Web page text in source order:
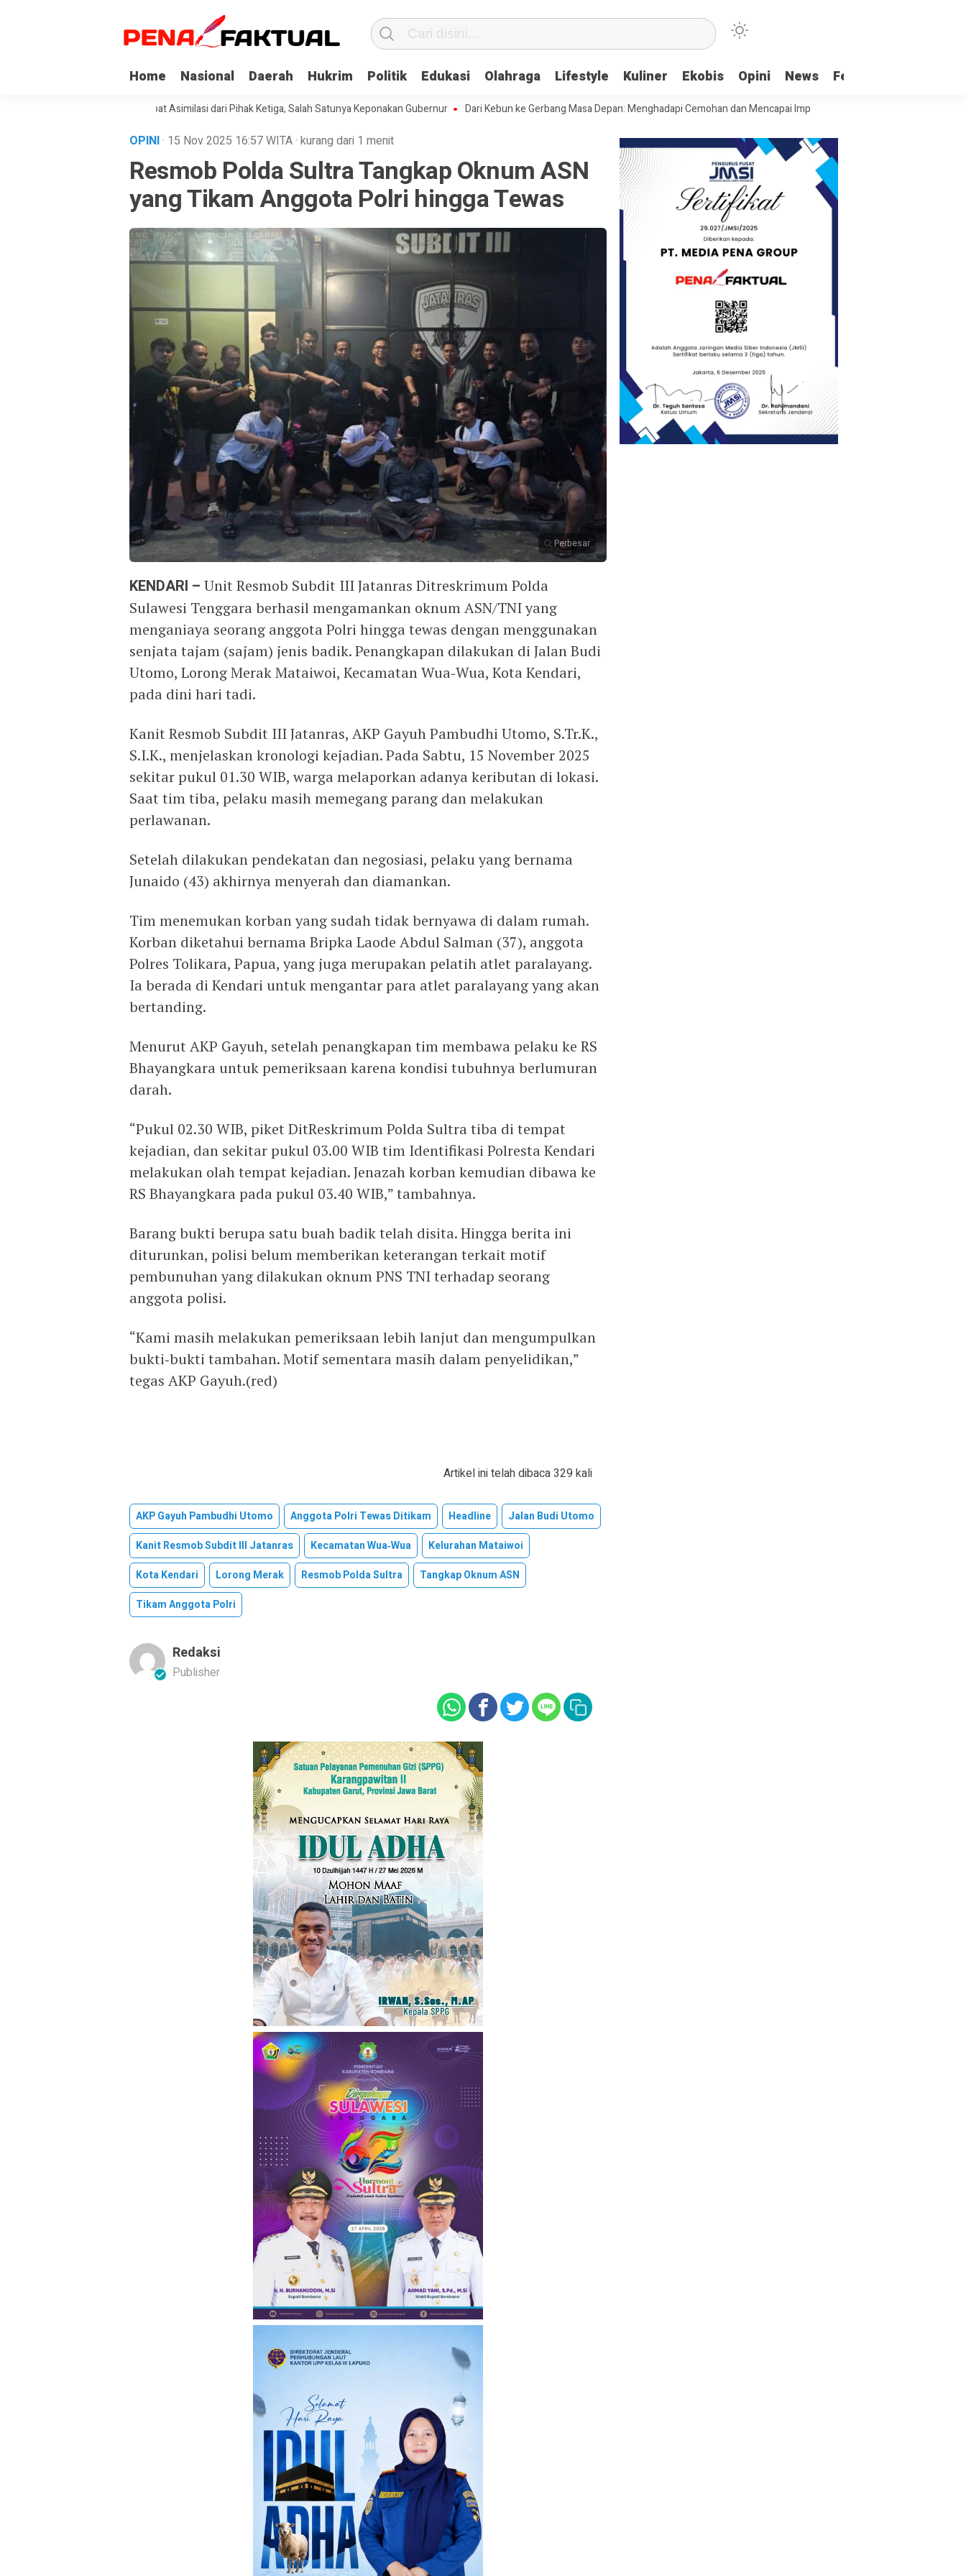
Home Nasional Daerah Hukrim Politik Edukasi Olahraga Lifestyle Kuliner Ekobis Opini News Feature
Napi Korupsi di Sultra Dapat Asimilasi dari Pihak Ketiga, Salah Satunya Keponakan Gubernur Dari Kebun ke Gerbang Masa Depan: Menghadapi Cemohan dan Mencapai Impian Ridwan Bae: PT SCM dan
OPINI· 15 Nov 2025 16:57WITA· kurang dari 1 menit
Resmob Polda Sultra Tangkap Oknum ASN
yang Tikam Anggota Polri hingga Tewas
Perbesar
KENDARI – Unit Resmob Subdit III Jatanras Ditreskrimum Polda
Sulawesi Tenggara berhasil mengamankan oknum ASN/TNI yang
menganiaya seorang anggota Polri hingga tewas dengan menggunakan
senjata tajam (sajam) jenis badik. Penangkapan dilakukan di Jalan Budi
Utomo, Lorong Merak Mataiwoi, Kecamatan Wua‑Wua, Kota Kendari,
pada dini hari tadi.
Kanit Resmob Subdit III Jatanras, AKP Gayuh Pambudhi Utomo, S.Tr.K.,
S.I.K., menjelaskan kronologi kejadian. Pada Sabtu, 15 November 2025
sekitar pukul 01.30 WIB, warga melaporkan adanya keributan di lokasi.
Saat tim tiba, pelaku masih memegang parang dan melakukan
perlawanan.
Setelah dilakukan pendekatan dan negosiasi, pelaku yang bernama
Junaido (43) akhirnya menyerah dan diamankan.
Tim menemukan korban yang sudah tidak bernyawa di dalam rumah.
Korban diketahui bernama Bripka Laode Abdul Salman (37), anggota
Polres Tolikara, Papua, yang juga merupakan pelatih atlet paralayang.
Ia berada di Kendari untuk mengantar para atlet paralayang yang akan
bertanding.
Menurut AKP Gayuh, setelah penangkapan tim membawa pelaku ke RS
Bhayangkara untuk pemeriksaan karena kondisi tubuhnya berlumuran
darah.
“Pukul 02.30 WIB, piket DitReskrimum Polda Sultra tiba di tempat
kejadian, dan sekitar pukul 03.00 WIB tim Identifikasi Polresta Kendari
melakukan olah tempat kejadian. Jenazah korban kemudian dibawa ke
RS Bhayangkara pada pukul 03.40 WIB,” tambahnya.
Barang bukti berupa satu buah badik telah disita. Hingga berita ini
diturunkan, polisi belum memberikan keterangan terkait motif
pembunuhan yang dilakukan oknum PNS TNI terhadap seorang
anggota polisi.
“Kami masih melakukan pemeriksaan lebih lanjut dan mengumpulkan
bukti‑bukti tambahan. Motif sementara masih dalam penyelidikan,”
tegas AKP Gayuh.(red)
Artikel ini telah dibaca 329 kali
AKP Gayuh Pambudhi Utomo Anggota Polri Tewas Ditikam Headline
Jalan Budi Utomo
Kanit Resmob Subdit III Jatanras
Kecamatan Wua‑Wua
Kelurahan Mataiwoi
Kota Kendari
Lorong Merak Resmob Polda Sultra
Tangkap Oknum ASN
Tikam Anggota Polri
Redaksi
Publisher